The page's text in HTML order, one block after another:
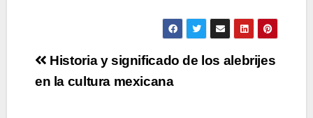
Navegación
de
Historia y significado de los alebrijes
en la cultura mexicana